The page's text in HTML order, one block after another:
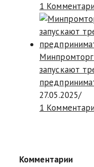
1
запускают
27.05.2025/
1
Комментарии